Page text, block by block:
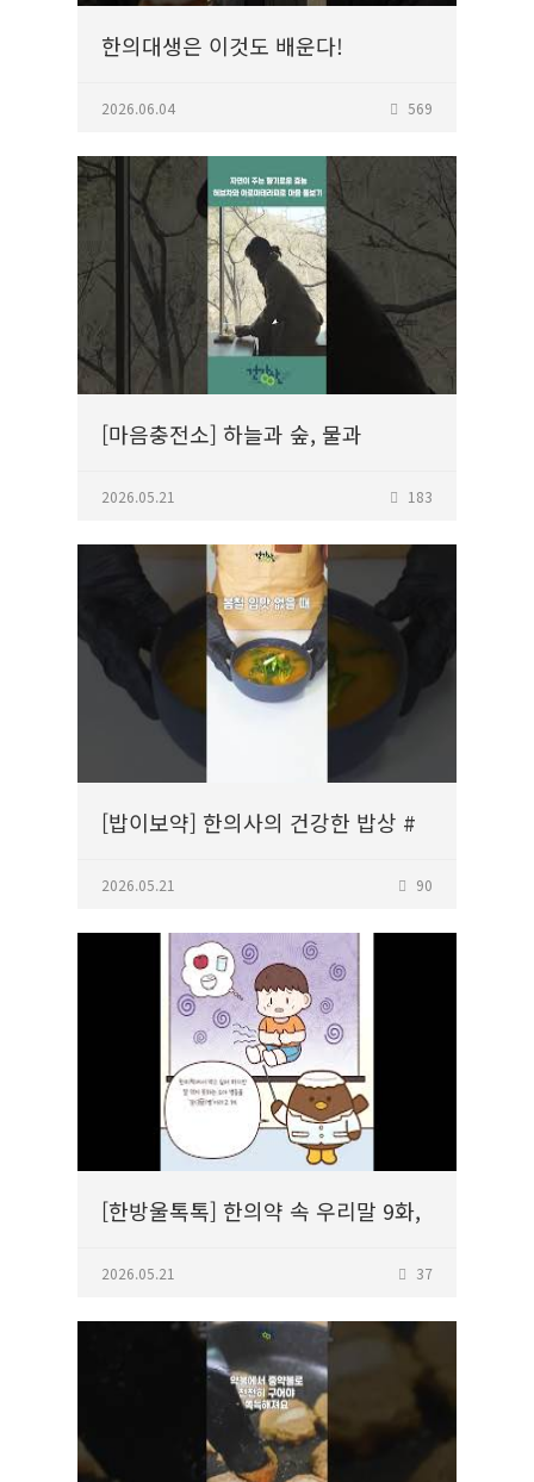
한의대생은 이것도 배운다!
2026.06.04 569
[마음충전소] 하늘과 숲, 물과
돌보는, 트리비움
2026.05.21 183
[밥이보약] 한의사의 건강한 밥상 #
2026.05.21 90
[한방울톡톡] 한의약 속 우리말 9화,
2026.05.21 37